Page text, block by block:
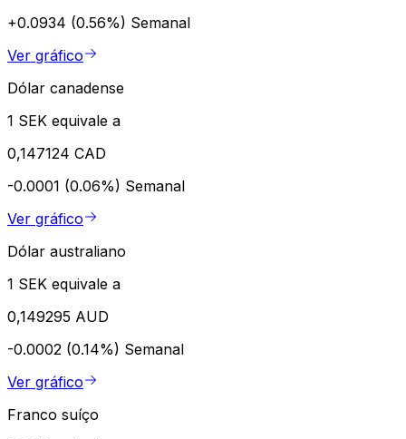
+0.0934 (0.56%) Semanal
Ver gráfico
Dólar canadense
1 SEK equivale a
0,147124 CAD
-0.0001 (0.06%) Semanal
Ver gráfico
Dólar australiano
1 SEK equivale a
0,149295 AUD
-0.0002 (0.14%) Semanal
Ver gráfico
Franco suíço